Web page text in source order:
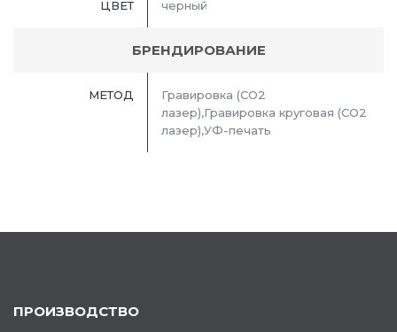
ЦВЕТ черный
БРЕНДИРОВАНИЕ
МЕТОД
Гравировка (CO2
лазер),Гравировка круговая (CO2
лазер),УФ-печать
ПРОИЗВОДСТВО